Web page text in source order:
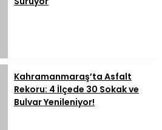
Kahramanmaraş’ta Asfalt
Rekoru: 4 İlçede 30 Sokak ve
Bulvar Yenileniyor!